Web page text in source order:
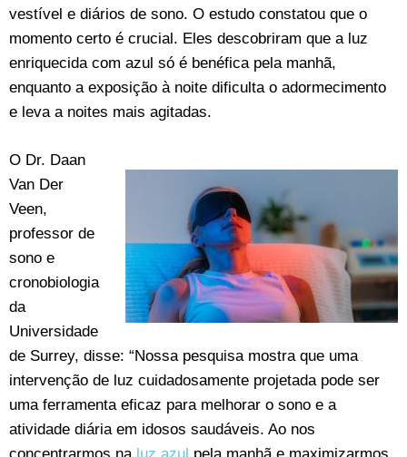
vestível e diários de sono. O estudo constatou que o
momento certo é crucial. Eles descobriram que a luz
enriquecida com azul só é benéfica pela manhã,
enquanto a exposição à noite dificulta o adormecimento
e leva a noites mais agitadas.
O Dr. Daan
Van Der
Veen,
professor de
sono e
cronobiologia
da
Universidade
de Surrey, disse: “Nossa pesquisa mostra que uma
intervenção de luz cuidadosamente projetada pode ser
uma ferramenta eficaz para melhorar o sono e a
atividade diária em idosos saudáveis. Ao nos